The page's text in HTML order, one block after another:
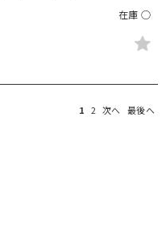
在庫 ○
1 2 次へ 最後へ